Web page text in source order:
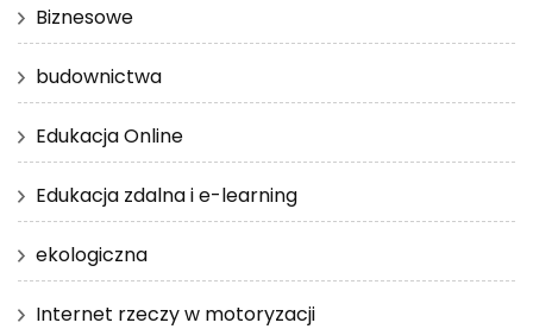
Biznesowe
budownictwa
Edukacja Online
Edukacja zdalna i e-learning
ekologiczna
Internet rzeczy w motoryzacji